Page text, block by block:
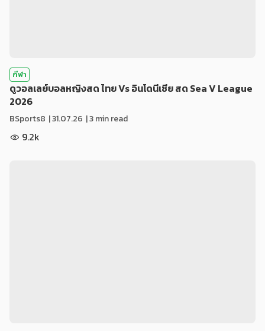
กีฬา
ดูวอลเลย์บอลหญิงสด ไทย Vs อินโดนีเซีย สด Sea V League
2026
BSports8 |31.07.26 | 3 min read
9.2k